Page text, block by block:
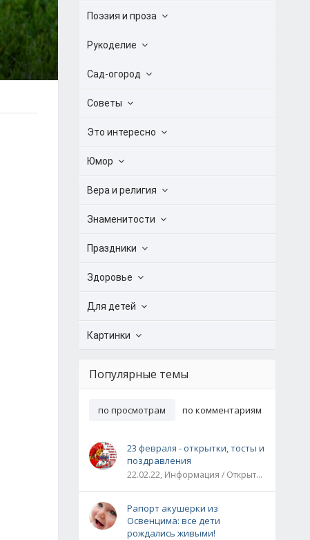
Поэзия и проза
Рукоделие
Сад-огород
Советы
Это интересно
Юмор
Вера и религия
Знаменитости
Праздники
Здоровье
Для детей
Картинки
Популярные темы
по просмотрам по комментариям
23 февраля - открытки, тосты и
поздравления
22.02.22, Информация / Открытки / Все праздники
Рапорт акушерки из
Освенцима: все дети
рождались живыми!